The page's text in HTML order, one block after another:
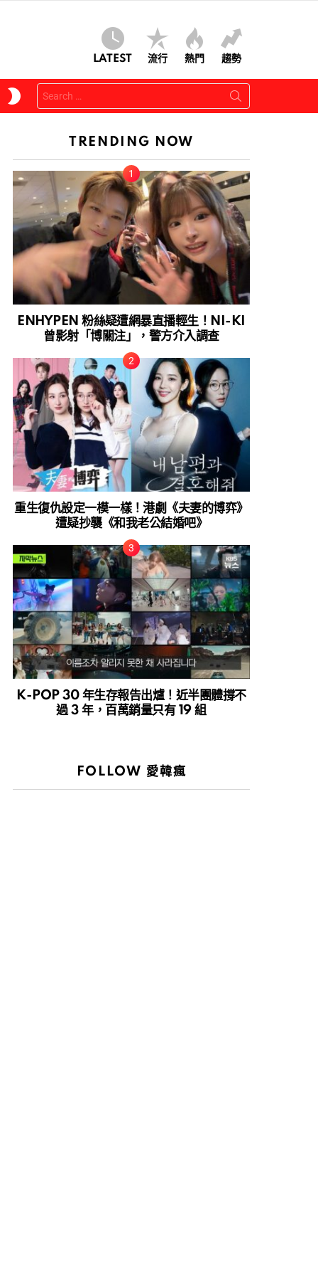
LATEST 流行 熱門 趨勢
SKIN
Search
for:
TRENDING NOW
ENHYPEN 粉絲疑遭網暴直播輕生！NI-KI
曾影射「博關注」，警方介入調查
重生復仇設定一模一樣！港劇《夫妻的博弈》
遭疑抄襲《和我老公結婚吧》
K-POP 30 年生存報告出爐！近半團體撐不
過 3 年，百萬銷量只有 19 組
FOLLOW 愛韓瘋